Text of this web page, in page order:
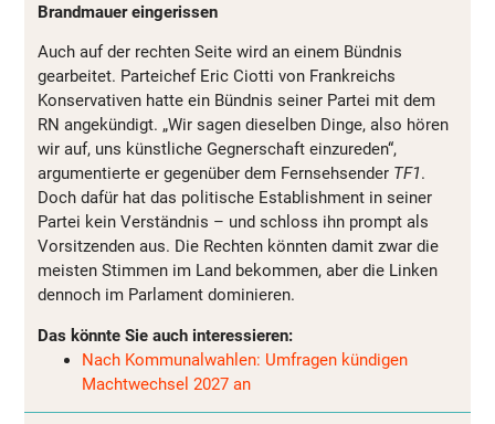
Brandmauer eingerissen
Auch auf der rechten Seite wird an einem Bündnis
gearbeitet. Parteichef Eric Ciotti von Frankreichs
Konservativen hatte ein Bündnis seiner Partei mit dem
RN angekündigt. „Wir sagen dieselben Dinge, also hören
wir auf, uns künstliche Gegnerschaft einzureden“,
argumentierte er gegenüber dem Fernsehsender TF1.
Doch dafür hat das politische Establishment in seiner
Partei kein Verständnis – und schloss ihn prompt als
Vorsitzenden aus. Die Rechten könnten damit zwar die
meisten Stimmen im Land bekommen, aber die Linken
dennoch im Parlament dominieren.
Das könnte Sie auch interessieren:
Nach Kommunalwahlen: Umfragen kündigen
Machtwechsel 2027 an